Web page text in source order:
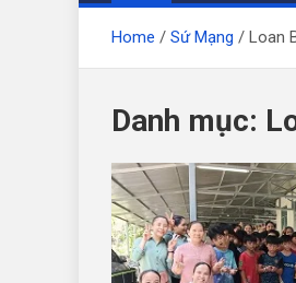
Home Sứ Mạng Loan
Danh mục: